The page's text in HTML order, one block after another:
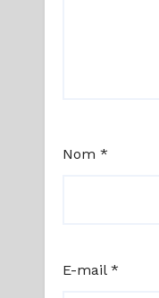
Nom *
E-mail *